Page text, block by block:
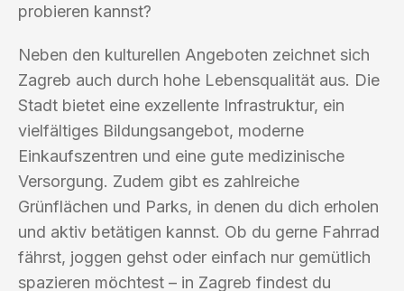
probieren kannst?
Neben den kulturellen Angeboten zeichnet sich
Zagreb auch durch hohe Lebensqualität aus. Die
Stadt bietet eine exzellente Infrastruktur, ein
vielfältiges Bildungsangebot, moderne
Einkaufszentren und eine gute medizinische
Versorgung. Zudem gibt es zahlreiche
Grünflächen und Parks, in denen du dich erholen
und aktiv betätigen kannst. Ob du gerne Fahrrad
fährst, joggen gehst oder einfach nur gemütlich
spazieren möchtest – in Zagreb findest du